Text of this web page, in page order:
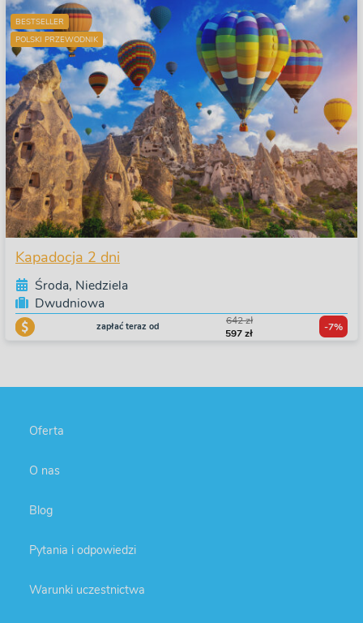
BESTSELLER
POLSKI PRZEWODNIK
Kapadocja 2 dni
Środa, Niedziela
Dwudniowa
zapłać teraz od
642 zł
597 zł
-7%
Oferta
O nas
Blog
Pytania i odpowiedzi
Warunki uczestnictwa